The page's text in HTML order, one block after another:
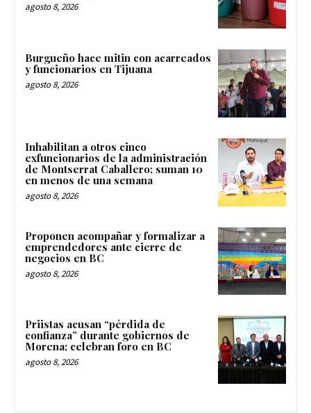
agosto 8, 2026
Burgueño hace mitin con acarreados
y funcionarios en Tijuana
agosto 8, 2026
Inhabilitan a otros cinco
exfuncionarios de la administración
de Montserrat Caballero; suman 10
en menos de una semana
agosto 8, 2026
Proponen acompañar y formalizar a
emprendedores ante cierre de
negocios en BC
agosto 8, 2026
Priistas acusan “pérdida de
confianza” durante gobiernos de
Morena; celebran foro en BC
agosto 8, 2026